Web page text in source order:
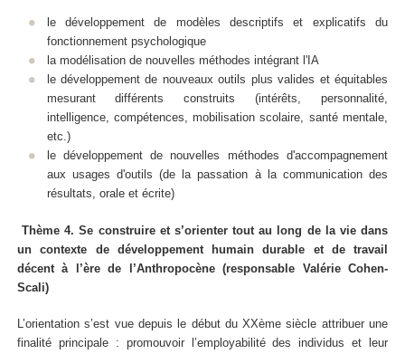
le développement de modèles descriptifs et explicatifs du
fonctionnement psychologique
la modélisation de nouvelles méthodes intégrant l'IA
le développement de nouveaux outils plus valides et équitables
mesurant différents construits (intérêts, personnalité,
intelligence, compétences, mobilisation scolaire, santé mentale,
etc.)
le développement de nouvelles méthodes d'accompagnement
aux usages d'outils (de la passation à la communication des
résultats, orale et écrite)
Thème 4. Se construire et s’orienter tout au long de la vie dans
un contexte de développement humain durable et de travail
décent à l’ère de l’Anthropocène (responsable Valérie Cohen-
Scali)
L’orientation s’est vue depuis le début du XXème siècle attribuer une
finalité principale : promouvoir l’employabilité des individus et leur